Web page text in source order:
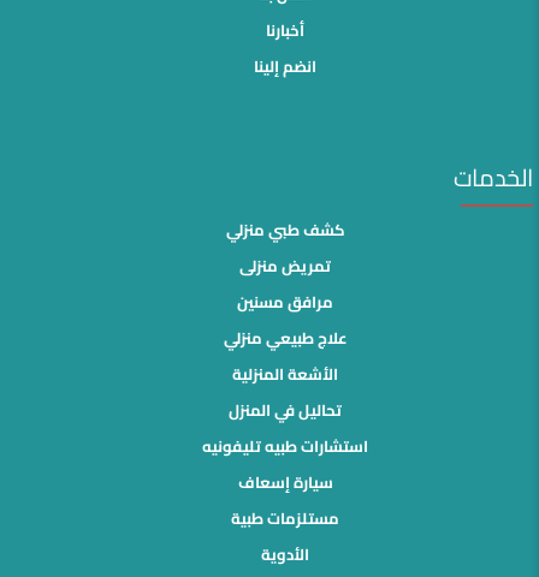
أخبارنا
انضم إلينا
الخدمات
كشف طبي منزلي
تمريض منزلى
مرافق مسنين
علاج طبيعي منزلي
الأشعة المنزلية
تحاليل في المنزل
استشارات طبيه تليفونيه
سيارة إسعاف
مستلزمات طبية
الأدوية